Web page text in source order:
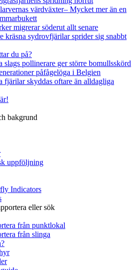
värdväxter– Mycket mer än en
migrerar söderut allt senare
kräsna sydrovfjärilar sprider sig snabbt
du på?
slags pollinerare ger större bomullsskörd
påfågelöga i Belgien
fjärilar skyddas oftare än alldagliga
bakgrund
uppföljning
Indicators
eller sök
från punktlokal
från slinga